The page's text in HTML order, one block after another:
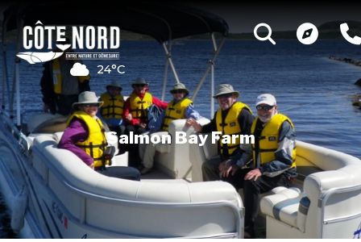
24°C
Salmon Bay Farm